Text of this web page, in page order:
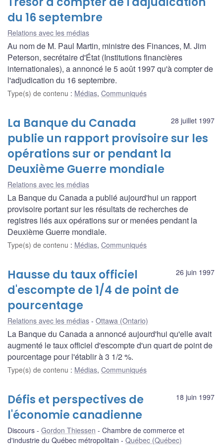
du 16 septembre
Relations avec les médias
Au nom de M. Paul Martin, ministre des Finances, M. Jim
Peterson, secrétaire d'État (Institutions financières
internationales), a annoncé le 5 août 1997 qu'à compter de
l'adjudication du 16 septembre.
Type(s) de contenu : Médias, Communiqués
28 juillet 1997
La Banque du Canada
publie un rapport provisoire sur les
opérations sur or pendant la
Deuxième Guerre mondiale
Relations avec les médias
La Banque du Canada a publié aujourd'hui un rapport
provisoire portant sur les résultats de recherches de
registres liés aux opérations sur or menées pendant la
Deuxième Guerre mondiale.
Type(s) de contenu : Médias, Communiqués
26 juin 1997
Hausse du taux officiel
d'escompte de 1/4 de point de
pourcentage
Relations avec les médias Ottawa (Ontario)
La Banque du Canada a annoncé aujourd'hui qu'elle avait
augmenté le taux officiel d'escompte d'un quart de point de
pourcentage pour l'établir à 3 1/2 %.
Type(s) de contenu : Médias, Communiqués
18 juin 1997
Défis et perspectives de
l'économie canadienne
Discours Gordon Thiessen
Chambre de commerce et
d'industrie du Québec métropolitain
Québec (Québec)